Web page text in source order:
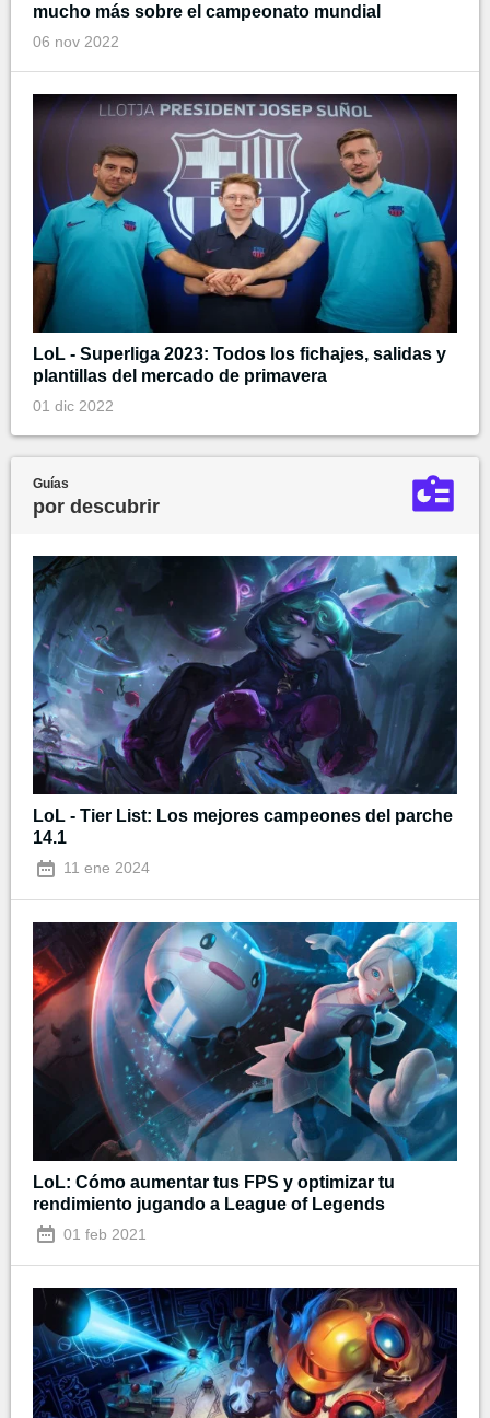
mucho más sobre el campeonato mundial
06 nov 2022
LoL - Superliga 2023: Todos los fichajes, salidas y
plantillas del mercado de primavera
01 dic 2022
Guías
por descubrir
LoL - Tier List: Los mejores campeones del parche
14.1
11 ene 2024
LoL: Cómo aumentar tus FPS y optimizar tu
rendimiento jugando a League of Legends
01 feb 2021